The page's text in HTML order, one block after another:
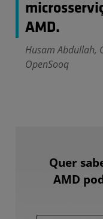
AMD.
Husam Abdullah,
OpenSooq
Quer
AMD